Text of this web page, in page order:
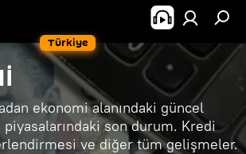
Türkiye
ekonomi alanındaki güncel
son durum. Kredi
ve diğer tüm gelişmeler.